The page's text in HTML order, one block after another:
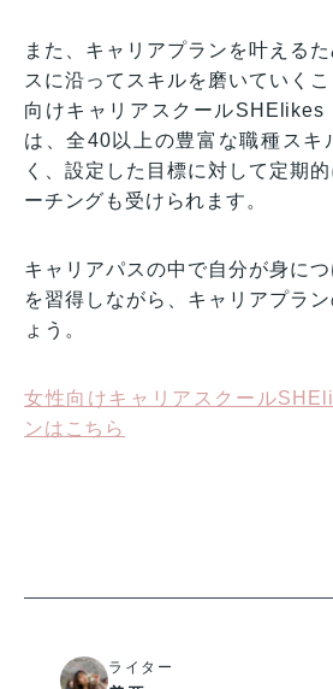
また、キャリアプランを叶える
スに沿ってスキルを磨いていく
向けキャリアスクールSHElikes
は、全40以上の豊富な職種スキ
く、設定した目標に対して定期
ーチングも受けられます。
キャリアパスの中で自分が身に
を習得しながら、キャリアプラ
ょう。
女性向けキャリアスクール
ンはこちら
ライター